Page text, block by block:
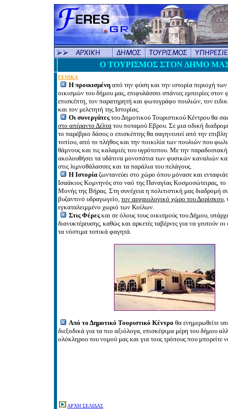
Ο ΤΟΥΡΙΣΜΟΣ ΣΤΟΝ ΔΗΜΟ
ΓΕΝΙΚΑ
Η προικισμένη από την φύση και την ιστορία περιοχή
οικισμών του δήμου μας, επιφυλάσσει σπάνιες εμπειρίες στον
επισκέπτη, τον παρατηρητή και φωτογράφο πουλιών, τον
και τον μελετητή της Ιστορίας.
Οι συνεργάτεςτου Δημοτικού Τουριστικού Κέντρου θα
στο απέραντο Δέλτα του ποταμού Εβρου. Σε μια οδική
το παρέβριο δάσος ο επισκέπτης θα σαγηνευτεί από την
τοπίου, από το πλήθος και την ποικιλία των πουλιών που
θάμνους και τις καλαμιές του υγρότοπου. Με την
ακολουθήσει τα υδάτινα μονοπάτια των φυσικών καναλιών
στις λιμνοθάλασσες και τα παράλια του πελάγους.
Η Ιστορία ζωντανεύει στο χώρο όπου μόνασε και
Ισαάκιος Κομνηνός στο ναό της Παναγίας Κοσμοσώτειρας, το
Μονής της Βήρας. Στη συνέχεια η πολιτιστική μας διαδρομή
βυζαντινό υδραγωγείο, τον αρχαιολογικό χώρο του Δορίσκου,
εγκαταλειμμένο χωριό των Κοίλων.
Στις Φέρεςκαι σε όλους τους οικισμούς του Δήμου,
διανυκτέρευσης, καθώς και αρκετές ταβέρνες για να γευτούν οι
τα νόστιμα τοπικά φαγητά.
Από το Δημοτικό Τουριστικό Κέντρο θα ενημερωθείτε
διεξοδικά για τα πιο αξιόλογα, επισκέψιμα μέρη του δήμου
ολόκληρου του νομού μας και για τους τρόπους που μπορείτε
ΑΡΧΗ ΣΕΛΙΔΑΣ